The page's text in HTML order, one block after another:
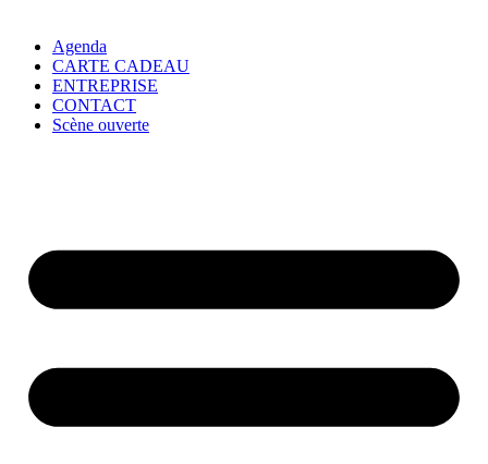
Agenda
CARTE CADEAU
ENTREPRISE
CONTACT
Scène ouverte